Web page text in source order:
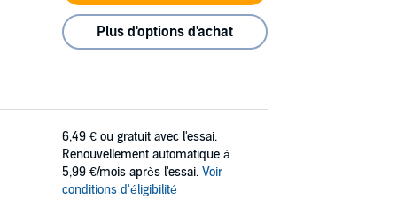
Plus d'options d'achat
6,49 € ou gratuit avec l'essai.
Renouvellement automatique à
5,99 €/mois après l'essai. Voir
conditions d'éligibilité